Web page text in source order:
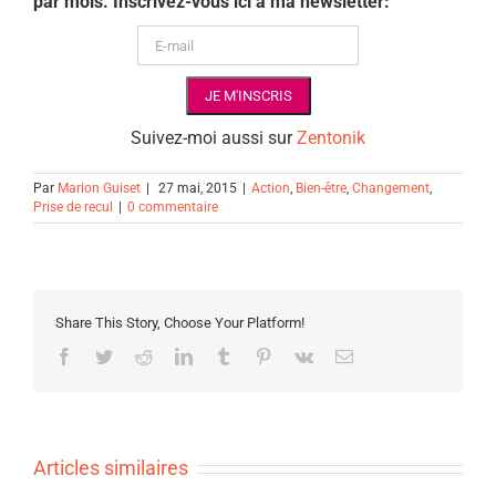
Suivez-moi aussi surZentonik
Par Marion Guiset 27 mai, 2015 Action, Bien-être, Changement,
Prise de recul
0 commentaire
Share This Story, Choose Your Platform!
Facebook
TwitterRedditLinkedInTumblr Pinterest
Vk Email
Articles similaires